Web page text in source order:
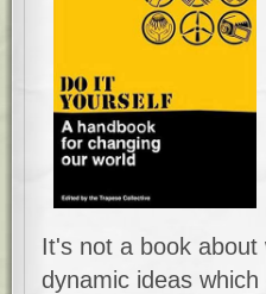
It's not a book
dynamic ideas